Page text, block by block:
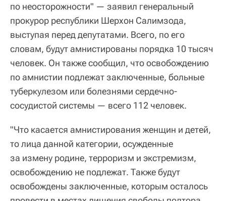
по неосторожности" — заявил генеральный
прокурор республики Шерхон Салимзода,
выступая перед депутатами. Всего, по его
словам, будут амнистированы порядка 10 тысяч
человек. Он также сообщил, что освобождению
по амнистии подлежат заключенные, больные
туберкулезом или болезнями сердечно-
сосудистой системы — всего 112 человек.
"Что касается амнистирования женщин и детей,
то лица данной категории, осужденные
за измену родине, терроризм и экстремизм,
освобождению не подлежат. Также будут
освобождены заключенные, которым осталось